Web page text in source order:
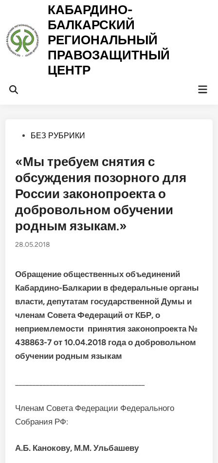
содержимому
КАБАРДИНО-
БАЛКАРСКИЙ
РЕГИОНАЛЬНЫЙ
ПРАВОЗАЩИТНЫЙ
ЦЕНТР
Открыть
Опубликовано
БЕЗ РУБРИКИ
«Мы требуем снятия с
обсуждения позорного для
России законопроекта о
добровольном обучении
родным языкам.»
28.05.2018
Обращение общественных объединений
Кабардино-Балкарии в федеральные органы
власти, депутатам государственной Думы и
членам Совета Федераций от КБР, о
неприемлемости принятия законопроекта №
438863-7 от 10.04.2018 года о добровольном
обучении родным языкам
Членам Совета Федерации Федерального
Собрания РФ:
А.Б. Канокову, М.М. Ульбашеву